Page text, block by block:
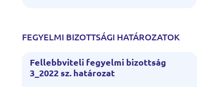
FEGYELMI BIZOTTSÁGI HATÁROZATOK
Fellebbviteli fegyelmi bizottság
3_2022 sz. határozat